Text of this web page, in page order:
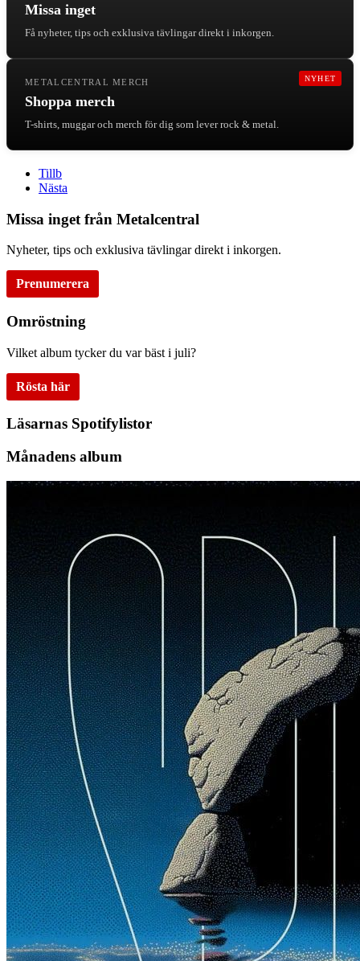
Missa inget
Få nyheter, tips och exklusiva tävlingar direkt i inkorgen.
NYHET
METALCENTRAL MERCH
Shoppa merch
T-shirts, muggar och merch för dig som lever rock & metal.
Tillb
Nästa
Missa inget från Metalcentral
Nyheter, tips och exklusiva tävlingar direkt i inkorgen.
Prenumerera
Omröstning
Vilket album tycker du var bäst i juli?
Rösta här
Läsarnas Spotifylistor
Månadens album